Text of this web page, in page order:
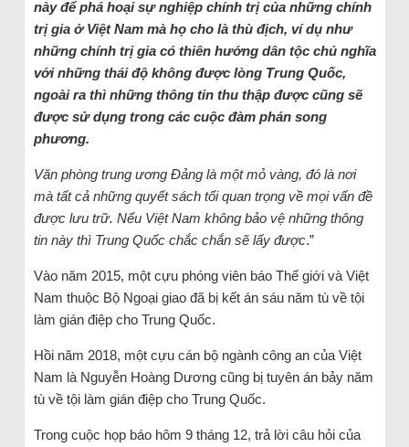
này để phá hoại sự nghiệp chính trị của những chính
trị gia ở Việt Nam mà họ cho là thù địch, ví dụ như
những chính trị gia có thiên hướng dân tộc chủ nghĩa
với những thái độ không được lòng Trung Quốc,
ngoài ra thì những thông tin thu thập được cũng sẽ
được sử dụng trong các cuộc đàm phán song
phương.
Văn phòng trung ương Đảng là một mỏ vàng, đó là nơi
mà tất cả những quyết sách tối quan trọng về mọi vấn đề
được lưu trữ. Nếu Việt Nam không bảo vệ những thông
tin này thì Trung Quốc chắc chắn sẽ lấy được.”
Vào năm 2015, một cựu phóng viên báo Thế giới và Việt
Nam thuộc Bộ Ngoại giao đã bị kết án sáu năm tù về tội
làm gián điệp cho Trung Quốc.
Hồi năm 2018, một cựu cán bộ ngành công an của Việt
Nam là Nguyễn Hoàng Dương cũng bị tuyên án bảy năm
tù về tội làm gián điệp cho Trung Quốc.
Trong cuộc họp báo hôm 9 tháng 12, trả lời câu hỏi của